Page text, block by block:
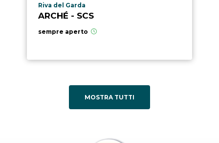
Località punto di interesse
Riva del Garda
ARCHÉ - SCS
sempre aperto
MOSTRA TUTTI